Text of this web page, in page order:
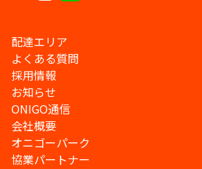
配達エリア
よくある質問
採用情報
お知らせ
ONIGO通信
会社概要
オニゴーパーク
協業パートナー